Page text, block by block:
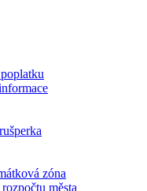
zóna
města